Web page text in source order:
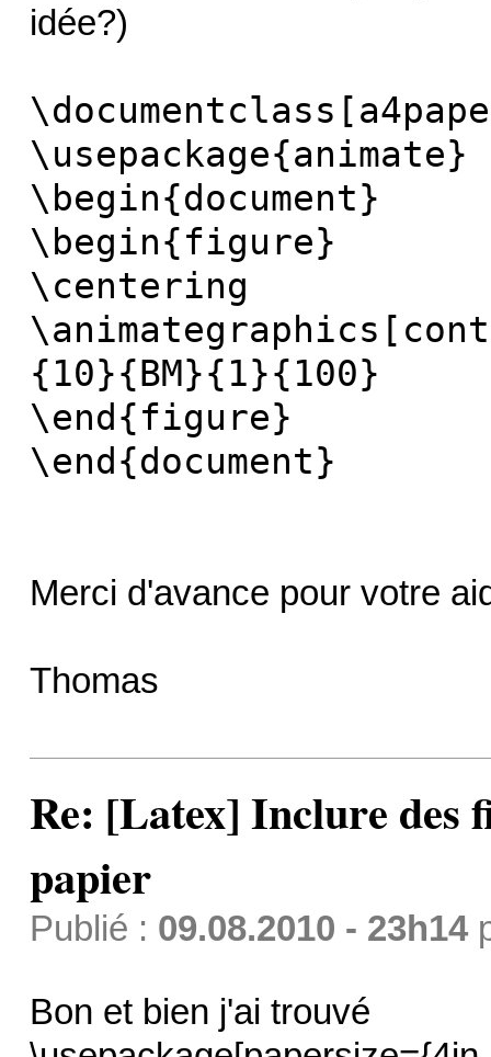
idée?)
\usepackage{animate}
\begin{document}
\begin{figure}
\centering
{10}{BM}{1}{100}
\end{figure}
\end{document}
Merci d'avance pour votre
Thomas
Re: [Latex] Inclure des
papier
Publié : 09.08.2010 - 23h14
Bon et bien j'ai trouvé